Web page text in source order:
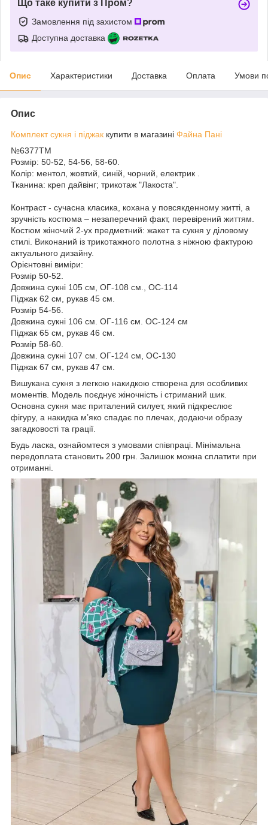
Що таке купити з Пром?
Замовлення під захистом
Доступна доставка
Опис Характеристики Доставка Оплата Умови
Опис
Комплект сукня і піджак купити в магазині Файна Пані
№6377ТМ
Розмір: 50-52, 54-56, 58-60.
Колір: ментол, жовтий, синій, чорний, електрик .
Тканина: креп дайвінг; трикотаж "Лакоста".
Контраст - сучасна класика, кохана у повсякденному житті, а
зручність костюма – незаперечний факт, перевірений життям.
Костюм жіночий 2-ух предметний: жакет та сукня у діловому
стилі. Виконаний із трикотажного полотна з ніжною фактурою
актуального дизайну.
Орієнтовні виміри:
Розмір 50-52.
Довжина сукні 105 см, ОГ-108 см., ОС-114
Піджак 62 см, рукав 45 см.
Розмір 54-56.
Довжина сукні 106 см. ОГ-116 см. ОС-124 см
Піджак 65 см, рукав 46 см.
Розмір 58-60.
Довжина сукні 107 см. ОГ-124 см, ОС-130
Піджак 67 см, рукав 47 см.
Вишукана сукня з легкою накидкою створена для особливих
моментів. Модель поєднує жіночність і стриманий шик.
Основна сукня має приталений силует, який підкреслює
фігуру, а накидка м’яко спадає по плечах, додаючи образу
загадковості та грації.
Будь ласка, ознайомтеся з умовами співпраці. Мінімальна
передоплата становить 200 грн. Залишок можна сплатити при
отриманні.